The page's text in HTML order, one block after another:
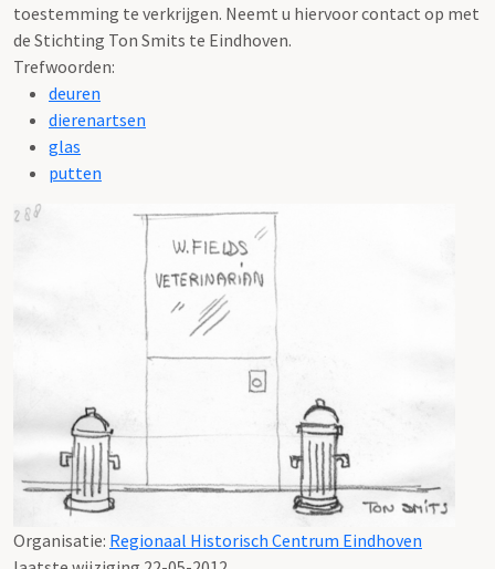
toestemming te verkrijgen. Neemt u hiervoor contact op met
de Stichting Ton Smits te Eindhoven.
Trefwoorden:
deuren
dierenartsen
glas
putten
Organisatie: Regionaal Historisch Centrum Eindhoven